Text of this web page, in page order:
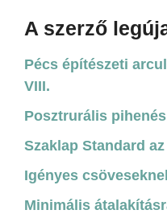
A szerző
Pécs építészeti
VIII.
Posztrurális
Szaklap Standard
Igényes
Minimális